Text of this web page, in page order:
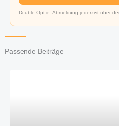
Double-Opt-in. Abmeldung jederzeit über
Passende Beiträge